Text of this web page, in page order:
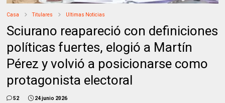
Casa Titulares Ultimas Noticias
Sciurano reapareció con definiciones
políticas fuertes, elogió a Martín
Pérez y volvió a posicionarse como
protagonista electoral
52 24 junio 2026